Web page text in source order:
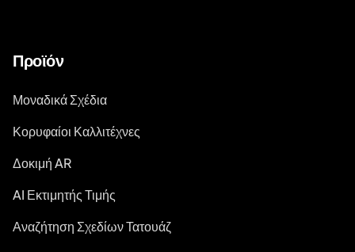
Προϊόν
Μοναδικά Σχέδια
Κορυφαίοι Καλλιτέχνες
Δοκιμή AR
AI Εκτιμητής Τιμής
Αναζήτηση Σχεδίων Τατουάζ